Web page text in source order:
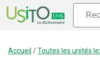
Accueil /Toutes les unités